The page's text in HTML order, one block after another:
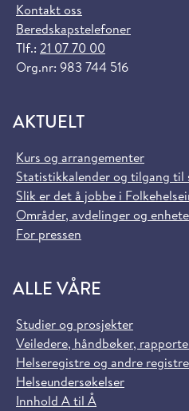
Kontakt oss
Beredskapstelefoner
Tlf.: 21 07 70 00
Org.nr: 983 744 516
AKTUELT
Kurs og arrangementer
Statistikkalender og tilgang
Slik er det å jobbe i
Områder, avdelinger og
For pressen
ALLE VÅRE
Studier og prosjekter
Veiledere, håndbøker,
Helseregistre og andre registre
Helseundersøkelser
Innhold A til Å